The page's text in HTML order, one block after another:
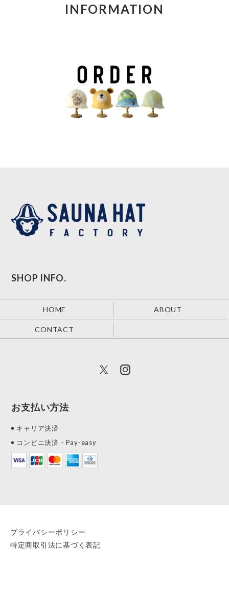
INFORMATION
SHOP INFO.
HOME ABOUT
CONTACT
お支払い方法
キャリア決済
コンビニ決済・Pay-easy
プライバシーポリシー
特定商取引法に基づく表記